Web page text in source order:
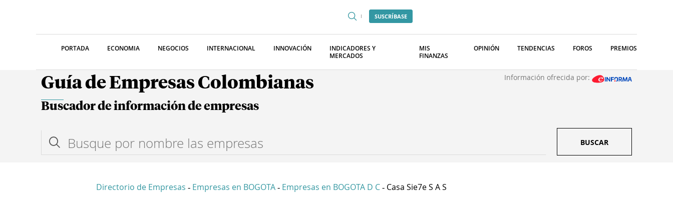
SUSCRÍBASE
PORTADA ECONOMIA NEGOCIOS INTERNACIONAL INNOVACIÓN
INDICADORES Y
MERCADOS
MIS
FINANZAS
OPINIÓN TENDENCIAS FOROS PREMIOS
Guía de Empresas Colombianas Información ofrecida por:
Buscador de información de empresas
BUSCAR
Directorio de Empresas - Empresas en BOGOTA - Empresas en BOGOTA D C - Casa Sie7e S A S